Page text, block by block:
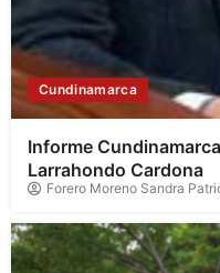
Cundinamarca
Informe
Larrahondo Cardona
Forero Moreno Sandra